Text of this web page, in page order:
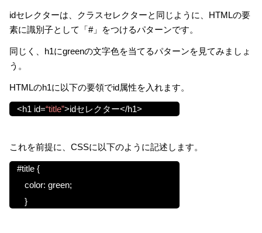
idセレクターは、クラスセレクターと同じように、HTMLの要
素に識別子として「#」をつけるパターンです。
同じく、h1にgreenの文字色を当てるパターンを見てみましょ
う。
HTMLのh1に以下の要領でid属性を入れます。
<h1 id=“title”>idセレクター</h1>
これを前提に、CSSに以下のように記述します。
#title {
color: green;
}